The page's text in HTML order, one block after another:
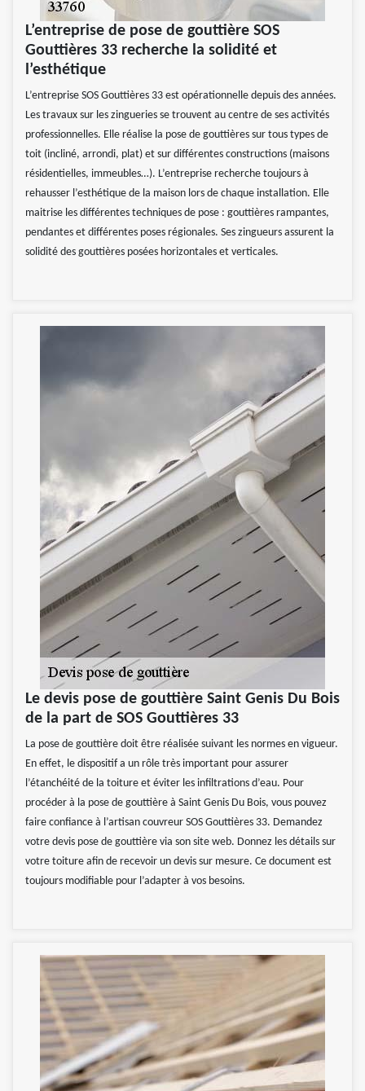
L’entreprise de pose de gouttière SOS
Gouttières 33 recherche la solidité et
l’esthétique
L’entreprise SOS Gouttières 33 est opérationnelle depuis des années.
Les travaux sur les zingueries se trouvent au centre de ses activités
professionnelles. Elle réalise la pose de gouttières sur tous types de
toit (incliné, arrondi, plat) et sur différentes constructions (maisons
résidentielles, immeubles…). L’entreprise recherche toujours à
rehausser l’esthétique de la maison lors de chaque installation. Elle
maitrise les différentes techniques de pose : gouttières rampantes,
pendantes et différentes poses régionales. Ses zingueurs assurent la
solidité des gouttières posées horizontales et verticales.
Le devis pose de gouttière Saint Genis Du Bois
de la part de SOS Gouttières 33
La pose de gouttière doit être réalisée suivant les normes en vigueur.
En effet, le dispositif a un rôle très important pour assurer
l’étanchéité de la toiture et éviter les infiltrations d’eau. Pour
procéder à la pose de gouttière à Saint Genis Du Bois, vous pouvez
faire confiance à l’artisan couvreur SOS Gouttières 33. Demandez
votre devis pose de gouttière via son site web. Donnez les détails sur
votre toiture afin de recevoir un devis sur mesure. Ce document est
toujours modifiable pour l’adapter à vos besoins.